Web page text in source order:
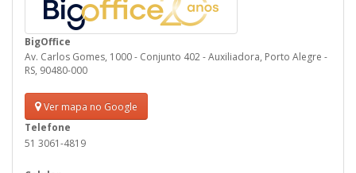
BigOffice
Av. Carlos Gomes, 1000 - Conjunto 402 - Auxiliadora, Porto Alegre -
RS, 90480-000
Ver mapa no Google
Telefone
51 3061-4819